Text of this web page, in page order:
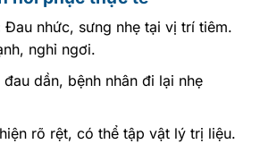
Đau nhức, sưng nhẹ tại vị trí tiêm.
nghỉ ngơi.
đau dần, bệnh nhân đi lại nhẹ
rõ rệt, có thể tập vật lý trị liệu.